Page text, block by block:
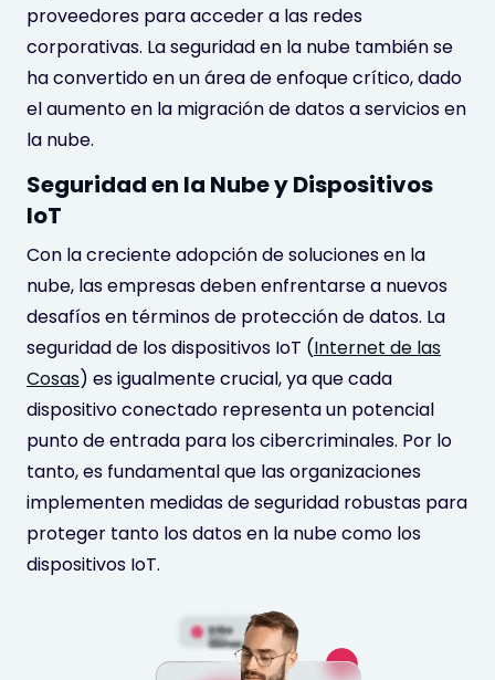
proveedores para acceder a las redes
corporativas. La seguridad en la nube también se
ha convertido en un área de enfoque crítico, dado
el aumento en la migración de datos a servicios en
la nube.
Seguridad en la Nube y Dispositivos
IoT
Con la creciente adopción de soluciones en la
nube, las empresas deben enfrentarse a nuevos
desafíos en términos de protección de datos. La
seguridad de los dispositivos IoT (Internet de las
Cosas) es igualmente crucial, ya que cada
dispositivo conectado representa un potencial
punto de entrada para los cibercriminales. Por lo
tanto, es fundamental que las organizaciones
implementen medidas de seguridad robustas para
proteger tanto los datos en la nube como los
dispositivos IoT.